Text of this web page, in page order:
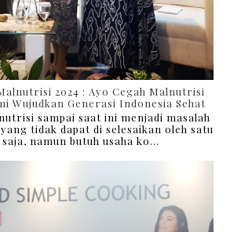
2024 : Ayo Cegah Malnutrisi
Wujudkan Generasi Indonesia Sehat
sampai saat ini menjadi masalah
tidak dapat di selesaikan oleh satu
namun butuh usaha ko...